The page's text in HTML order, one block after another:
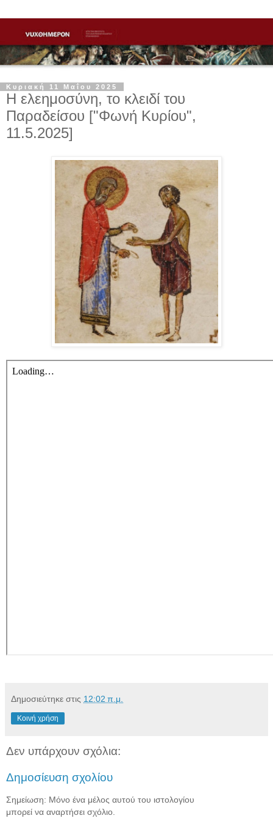
Κυριακή 11 Μαΐου 2025
Η ελεημοσύνη, το κλειδί του
Παραδείσου ["Φωνή Κυρίου",
11.5.2025]
Δημοσιεύτηκε στις 12:02 π.μ.
Κοινή χρήση
Δεν υπάρχουν σχόλια:
Δημοσίευση σχολίου
Σημείωση: Μόνο ένα μέλος αυτού του ιστολογίου
μπορεί να αναρτήσει σχόλιο.